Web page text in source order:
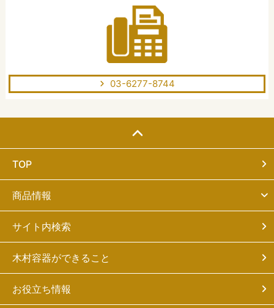
03-6277-8744
TOP
商品情報
サイト内検索
木村容器ができること
お役立ち情報